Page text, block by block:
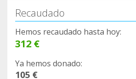
Recaudado
Hemos recaudado hasta hoy:
312 €
Ya hemos donado:
105 €